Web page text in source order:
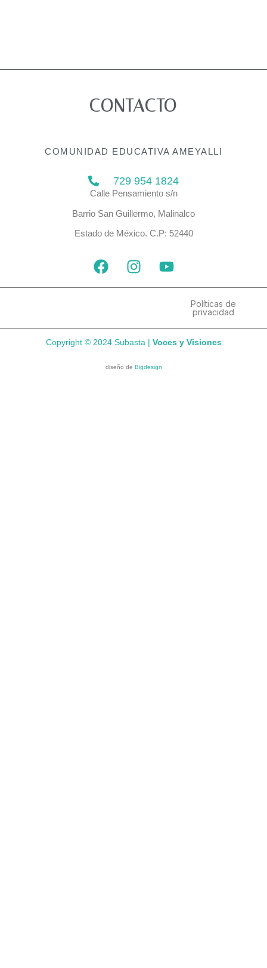
CONTACTO
COMUNIDAD EDUCATIVA AMEYALLI
729 954 1824
Calle Pensamiento s/n
Barrio San Guillermo, Malinalco
Estado de México. C.P: 52440
F
a
c
o
o
k
I
n
s
g
r
a
Y
o
u
b
e
Políticas de
privacidad
Copyright © 2024 Subasta | Voces y Visiones
diseño de Bigdesign